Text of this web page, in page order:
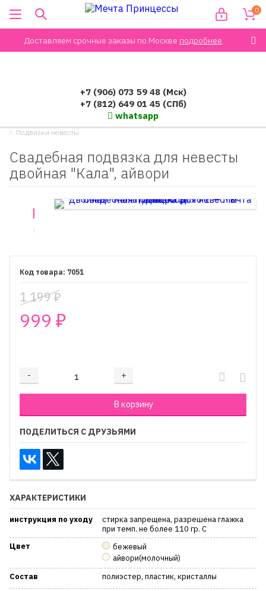
Доставляем срочные заказы по Москве подробнее.
0
+7 (906) 073 59 48 (Мск)
+7 (812) 649 01 45 (СПб)
whatsapp
Подвязки невесты
Свадебная подвязка для невесты
двойная "Кала", айвори
7051
1 199₽
999 ₽
- +
Добавляется...
В корзину
Добавлен
ПОДЕЛИТЬСЯ С ДРУЗЬЯМИ
ХАРАКТЕРИСТИКИ
инструкция по уходу
стирка запрещена, разрешена глажка
при темп. не более 110 гр. С
Цвет
бежевый
айвори(молочный)
Состав
полиэстер, пластик, кристаллы